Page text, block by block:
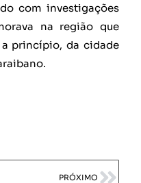
com investigações
na região que
princípio, da cidade
PRÓXIMO